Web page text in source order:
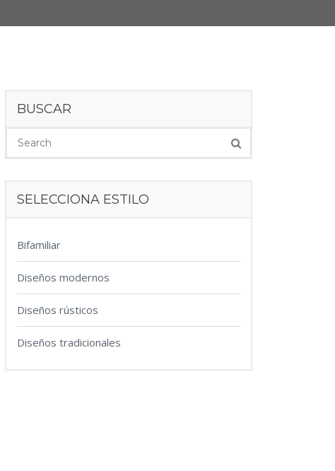
BUSCAR
SELECCIONA ESTILO
Bifamiliar
Diseños modernos
Diseños rústicos
Diseños tradicionales